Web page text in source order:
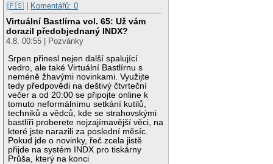
|🇵🇸 | Komentářů: 0
Virtuální Bastlírna vol. 65: Už vám
dorazil předobjednaný INDX?
4.8. 00:55 | Pozvánky
Srpen přinesl nejen další spalující
vedro, ale také Virtuální Bastlírnu s
neméně žhavými novinkami. Využijte
tedy předpovědi na deštivý čtvrteční
večer a od 20:00 se připojte online k
tomuto neformálnímu setkání kutilů,
techniků a vědců, kde se strahovskými
bastlíři proberete nejzajímavější věci, na
které jste narazili za poslední měsíc.
Pokud jde o novinky, řeč zcela jistě
přijde na systém INDX pro tiskárny
Průša, který na konci